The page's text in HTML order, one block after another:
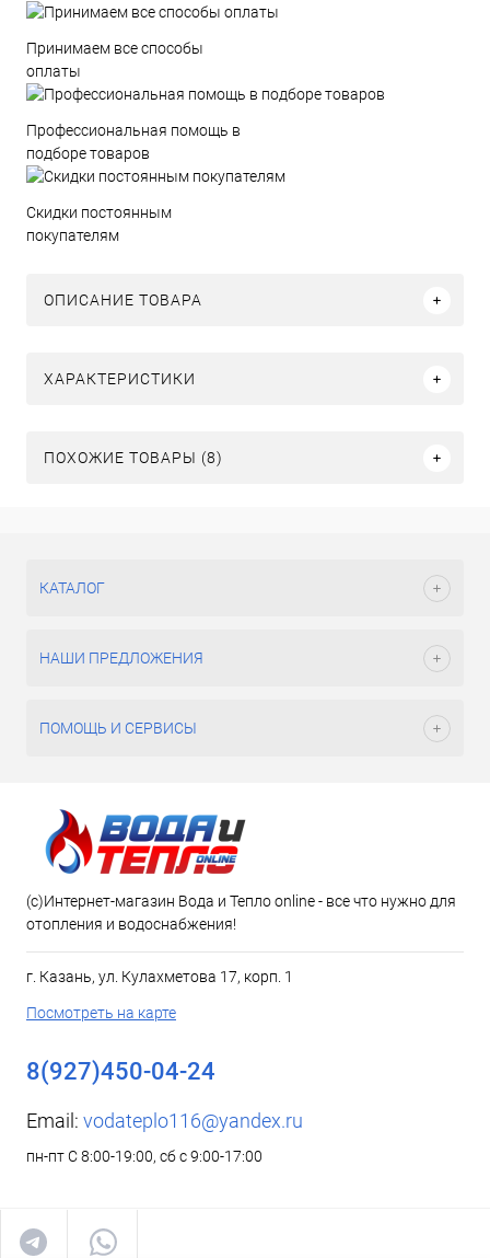
Принимаем все способы
оплаты
Профессиональная помощь в
подборе товаров
Скидки постоянным
покупателям
ОПИСАНИЕ ТОВАРА
ХАРАКТЕРИСТИКИ
ПОХОЖИЕ ТОВАРЫ (8)
КАТАЛОГ
НАШИ ПРЕДЛОЖЕНИЯ
ПОМОЩЬ И СЕРВИСЫ
(c)Интернет-магазин Вода и Тепло online - все что нужно для
отопления и водоснабжения!
г. Казань, ул. Кулахметова 17, корп. 1
Посмотреть на карте
8(927)450-04-24
Email: vodateplo116@yandex.ru
пн-пт С 8:00-19:00, сб с 9:00-17:00